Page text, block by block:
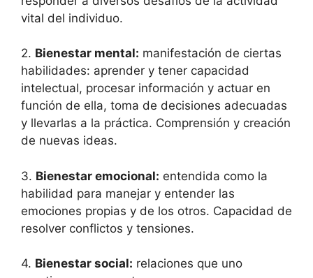
vital del individuo.
2. Bienestar mental: manifestación de ciertas
habilidades: aprender y tener capacidad
intelectual, procesar información y actuar en
función de ella, toma de decisiones adecuadas
y llevarlas a la práctica. Comprensión y creación
de nuevas ideas.
3. Bienestar emocional: entendida como la
habilidad para manejar y entender las
emociones propias y de los otros. Capacidad de
resolver conflictos y tensiones.
4. Bienestar social: relaciones que uno